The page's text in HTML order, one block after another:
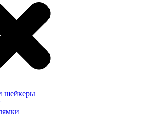
шейкеры